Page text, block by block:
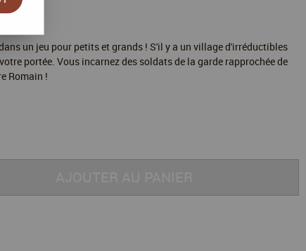
un jeu pour petits et grands ! S'il y a un village d'irréductibles
portée. Vous incarnez des soldats de la garde rapprochée de
Romain !